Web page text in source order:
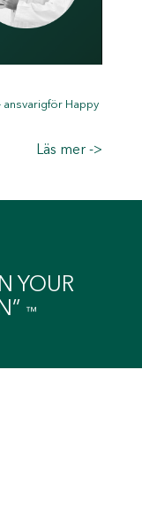
Happy
Läs mer ->
YOUR
™